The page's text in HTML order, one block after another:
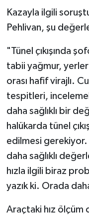
Kazayla ilgili
Pehlivan, şu
"Tünel çıkışında
tabii yağmur,
orası hafif virajlı.
tespitleri,
daha sağlıklı bir
halükarda tünel
edilmesi
daha sağlıklı
hızla ilgili biraz
yazık ki. Orada
Araçtaki hız ölçüm